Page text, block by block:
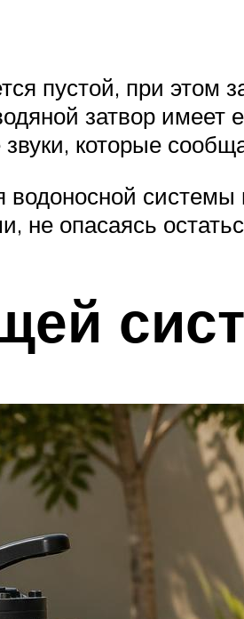
пустой, при этом
затвор имеет
которые
не опасаясь